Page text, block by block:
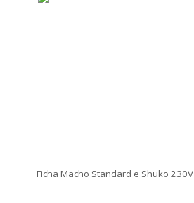
Ficha Macho Standard e Shuko 230V